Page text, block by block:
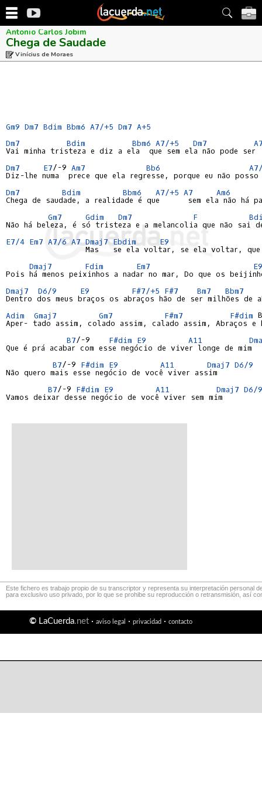
Antonio Carlos Jobim
Chega de Saudade
Vinícius de Moraes
Gm9 Dm7 Bdim Bbm6 A7/+5 Dm7 A+5
Dm7
Bdim Bbm6 A7/+5 Dm7
Vai minha tristeza e diz a ela  que sem ela não pode ser
Dm7
E7/-9 Am7 Bb6
Diz-lhe numa  prece que ela regresse, porque eu não
Dm7
Bdim Bbm6 A7/+5 A7
Am6
Chega de saudade, a realidade é que      sem ela não há
Gm7
Gdim Dm7 F
Não há beleza, é só tristeza e a melancolia que não sai
E7/4 Em7 A7/6 A7 Dmaj7 Ebdim
E9
Mas   se ela voltar, se ela voltar,
Dmaj7
Fdim Em7
E9
Pois há menos peixinhos a nadar no mar, Do que os
Dmaj7
D6/9 E9 F#7/+5 F#7 Bm7
Bbm7
Dentro dos meus braços os abraços hão de ser milhões de
Adim
Gmaj7 Gm7 F#m7 F#dim
Aper- tado assim, colado assim, calado assim, Abraços
B7/-9 F#dim E9 A11
Que é prá acabar com esse negócio de viver longe de mim
B7/-9 F#dim E9 A11 Dmaj7 D6/9
Não quero mais esse negócio de você viver assim
B7/-9 F#dim E9 A11 Dmaj7 D6/9
Vamos deixar desse negócio de você viver sem mim
Este fichero es trabajo propio de su transcriptor y representa su interpretación personal
para exclusivo uso privado, por lo que se prohibe su reproducción o retransmisión, así
© LaCuerda.net · aviso legal · privacidad · contacto